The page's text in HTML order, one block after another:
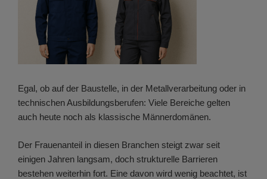
Egal, ob auf der Baustelle, in der Metallverarbeitung oder in
technischen Ausbildungsberufen: Viele Bereiche gelten
auch heute noch als klassische Männerdomänen.
Der Frauenanteil in diesen Branchen steigt zwar seit
einigen Jahren langsam, doch strukturelle Barrieren
bestehen weiterhin fort. Eine davon wird wenig beachtet, ist